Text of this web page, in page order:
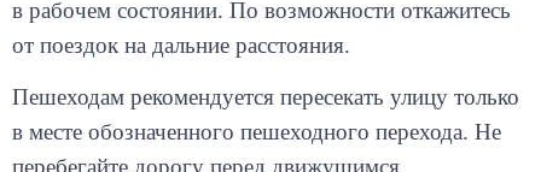
от поездок на дальние расстояния.
в месте обозначенного пешеходного перехода. Не
перебегайте дорогу перед движущимся